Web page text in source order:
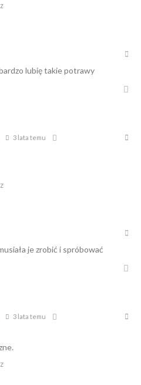
lubię takie potrawy
3 lata temu
je zrobić i spróbować
3 lata temu